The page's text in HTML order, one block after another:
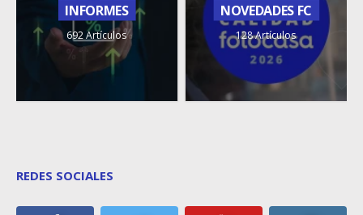
INFORMES
692 Artículos
NOVEDADES FC
128 Artículos
REDES SOCIALES